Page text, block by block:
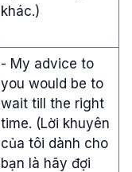
khác.)
- My advice to
you would be to
wait till the right
time. (Lời khuyên
của tôi dành cho
bạn là hãy đợi